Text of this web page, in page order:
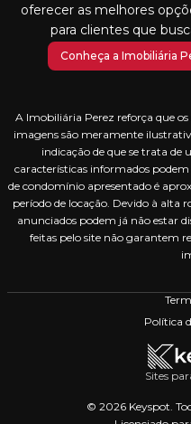
oferecer as melhores
para clientes que
Conheça a Imobiliária
A Imobiliária Perez reforça que
imagens são meramente
indicação de que se trata de
características informados
de condomínio apresentado é
período de locação. Devido à alta
anunciados podem já não estar
feitas pelo site não garantem
Política
Sites
© 2026 Keyspot.